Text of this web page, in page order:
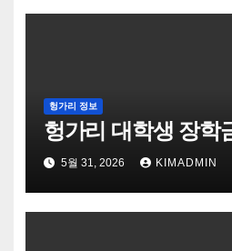
헝가리 정보
헝가리 대학생 장학
5월 31, 2026 KIMADMIN